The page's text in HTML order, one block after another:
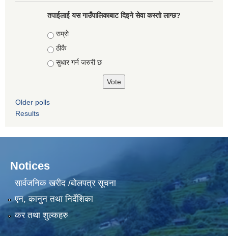
तपाईलाई यस गाउँपालिकाबाट दिइने सेवा कस्तो लाग्छ?
Choices
राम्राे
ठीकै
सुधार गर्न जरुरी छ
Older polls
Results
Notices
सार्वजनिक खरीद /बोलपत्र सूचना
एन, कानुन तथा निर्देशिका
कर तथा शुल्कहरु